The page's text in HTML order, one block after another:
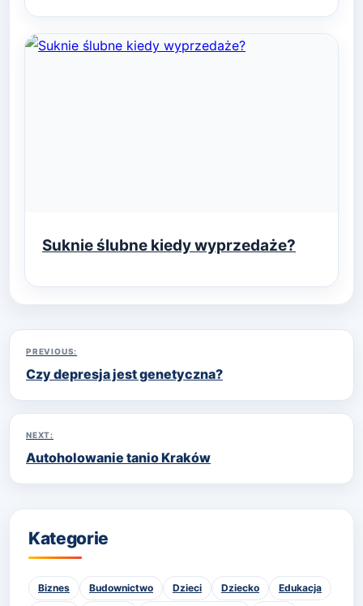
Suknie ślubne kiedy wyprzedaże?
Nawigacja
wpisu
PREVIOUS:
Czy depresja jest genetyczna?
NEXT:
Autoholowanie tanio Kraków
Kategorie
Biznes Budownictwo Dzieci Dziecko Edukacja